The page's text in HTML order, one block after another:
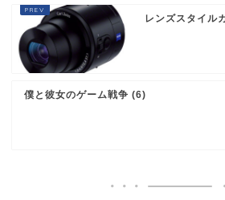
レンズスタイル
僕と彼女のゲーム戦争 (6)